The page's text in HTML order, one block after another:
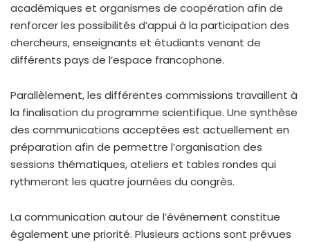
académiques et organismes de coopération afin de
renforcer les possibilités d’appui à la participation des
chercheurs, enseignants et étudiants venant de
différents pays de l’espace francophone.
Parallèlement, les différentes commissions travaillent à
la finalisation du programme scientifique. Une synthèse
des communications acceptées est actuellement en
préparation afin de permettre l’organisation des
sessions thématiques, ateliers et tables rondes qui
rythmeront les quatre journées du congrès.
La communication autour de l’événement constitue
également une priorité. Plusieurs actions sont prévues